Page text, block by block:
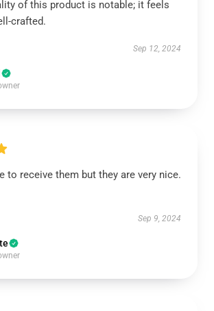
of this product is notable; it feels
crafted.
Sep 12, 2024
to receive them but they are very nice.
Sep 9, 2024